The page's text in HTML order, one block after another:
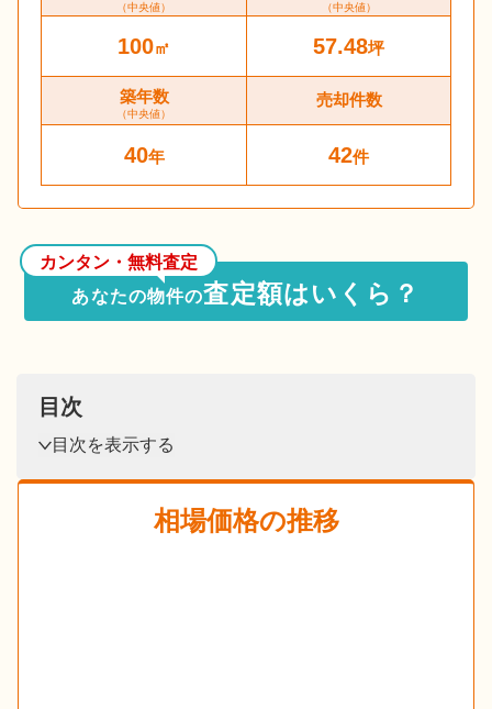
（中央値） （中央値）
100㎡ 57.48坪
築年数
（中央値）
売却件数
40年 42件
カンタン・無料査定
あなたの物件の査定額はいくら？
目次
目次を表示する
相場価格の推移